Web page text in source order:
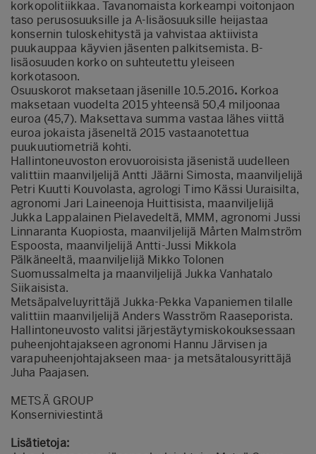
korkopolitiikkaa. Tavanomaista korkeampi voitonjaon
taso perusosuuksille ja A-lisäosuuksille heijastaa
konsernin tuloskehitystä ja vahvistaa aktiivista
puukauppaa käyvien jäsenten palkitsemista. B-
lisäosuuden korko on suhteutettu yleiseen
korkotasoon.
Osuuskorot maksetaan jäsenille 10.5.2016. Korkoa
maksetaan vuodelta 2015 yhteensä 50,4 miljoonaa
euroa (45,7). Maksettava summa vastaa lähes viittä
euroa jokaista jäseneltä 2015 vastaanotettua
puukuutiometriä kohti.
Hallintoneuvoston erovuoroisista jäsenistä uudelleen
valittiin maanviljelijä Antti Jäärni Simosta, maanviljelijä
Petri Kuutti Kouvolasta, agrologi Timo Kässi Uuraisilta,
agronomi Jari Laineenoja Huittisista, maanviljelijä
Jukka Lappalainen Pielavedeltä, MMM, agronomi Jussi
Linnaranta Kuopiosta, maanviljelijä Mårten Malmström
Espoosta, maanviljelijä Antti-Jussi Mikkola
Pälkäneeltä, maanviljelijä Mikko Tolonen
Suomussalmelta ja maanviljelijä Jukka Vanhatalo
Siikaisista.
Metsäpalveluyrittäjä Jukka-Pekka Vapaniemen tilalle
valittiin maanviljelijä Anders Wasström Raaseporista.
Hallintoneuvosto valitsi järjestäytymiskokouksessaan
puheenjohtajakseen agronomi Hannu Järvisen ja
varapuheenjohtajakseen maa- ja metsätalousyrittäjä
Juha Paajasen.
METSÄ GROUP
Konserniviestintä
Lisätietoja: